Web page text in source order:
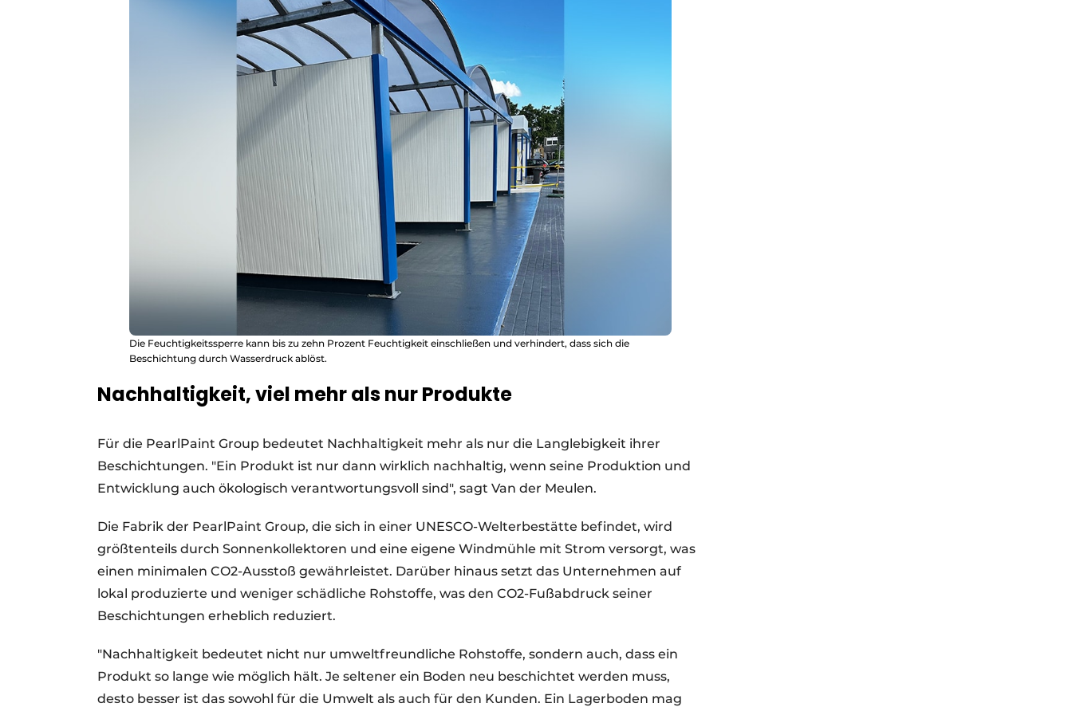
Die Feuchtigkeitssperre kann bis zu zehn Prozent Feuchtigkeit einschließen und verhindert, dass sich die
Beschichtung durch Wasserdruck ablöst.
Nachhaltigkeit, viel mehr als nur Produkte
Für die PearlPaint Group bedeutet Nachhaltigkeit mehr als nur die Langlebigkeit ihrer
Beschichtungen. "Ein Produkt ist nur dann wirklich nachhaltig, wenn seine Produktion und
Entwicklung auch ökologisch verantwortungsvoll sind", sagt Van der Meulen.
Die Fabrik der PearlPaint Group, die sich in einer UNESCO-Welterbestätte befindet, wird
größtenteils durch Sonnenkollektoren und eine eigene Windmühle mit Strom versorgt, was
einen minimalen CO2-Ausstoß gewährleistet. Darüber hinaus setzt das Unternehmen auf
lokal produzierte und weniger schädliche Rohstoffe, was den CO2-Fußabdruck seiner
Beschichtungen erheblich reduziert.
"Nachhaltigkeit bedeutet nicht nur umweltfreundliche Rohstoffe, sondern auch, dass ein
Produkt so lange wie möglich hält. Je seltener ein Boden neu beschichtet werden muss,
desto besser ist das sowohl für die Umwelt als auch für den Kunden. Ein Lagerboden mag